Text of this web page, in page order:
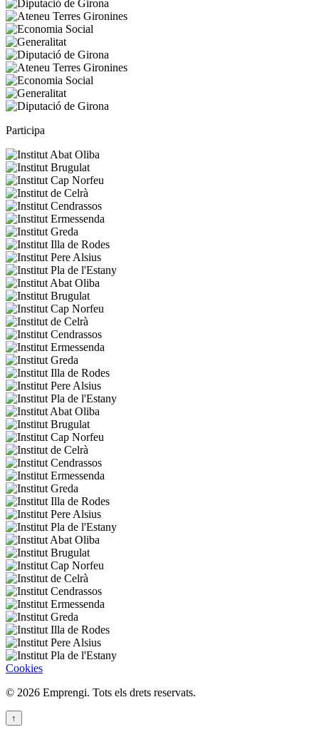
Participa
Cookies
© 2026 Emprengi. Tots els drets reservats.
↑